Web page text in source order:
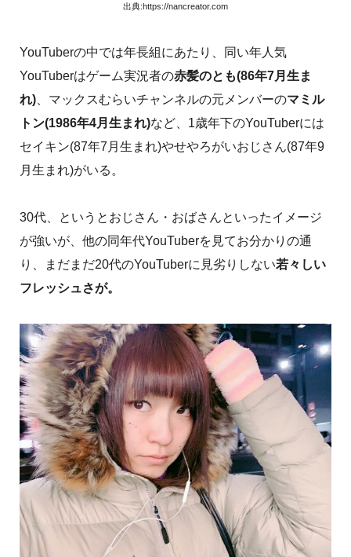
出典:https://nancreator.com
YouTuberの中では年長組にあたり、同い年人気
YouTuberはゲーム実況者の赤髪のとも(86年7月生ま
れ) 、マックスむらいチャンネルの元メンバーのマミル
トン(1986年4月生まれ)など、1歳年下のYouTuberには
セイキン(87年7月生まれ)やせやろがいおじさん(87年9
月生まれ)がいる。
30代、というとおじさん・おばさんといったイメージ
が強いが、他の同年代YouTuberを見てお分かりの通
り、まだまだ20代のYouTuberに見劣りしない若々しい
フレッシュさが。